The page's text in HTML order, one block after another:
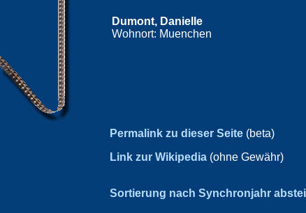
Dumont, Danielle
Wohnort: Muenchen
Permalink zu dieser Seite (beta)
Link zur Wikipedia (ohne Gewähr)
Sortierung nach Synchronjahr